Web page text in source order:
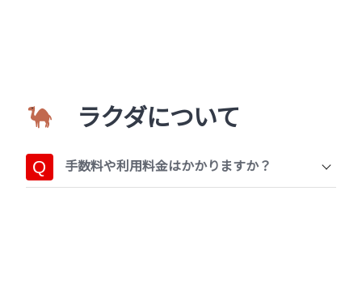
ラクダについて
手数料や利用料金はかかりますか？